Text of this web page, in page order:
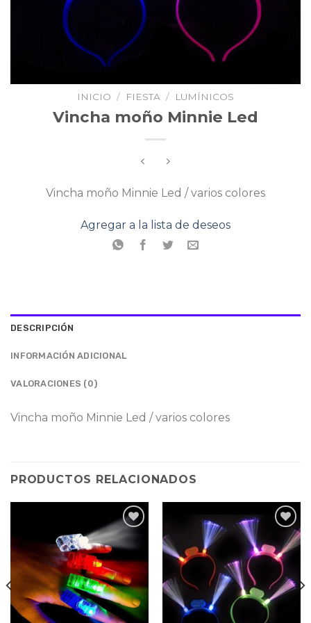
INICIO / FIESTA / LUMÍNICOS
Vincha moño Minnie Led
Vincha moño Minnie Led / varios colores
Agregar a la lista de deseos
DESCRIPCIÓN
INFORMACIÓN ADICIONAL
VALORACIONES (0)
Vincha moño Minnie Led / varios colores
PRODUCTOS RELACIONADOS
Agregar
a la
deseos
Agregar
a la
lista de
deseos